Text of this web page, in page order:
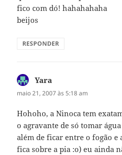
fico com dó! hahahahaha
beijos
RESPONDER
Yara
maio 21, 2007 às 5:18 am
Hohoho, a Ninoca tem
o agravante de só tomar
além de ficar entre o fogão e
fica sobre a pia :o) eu ainda